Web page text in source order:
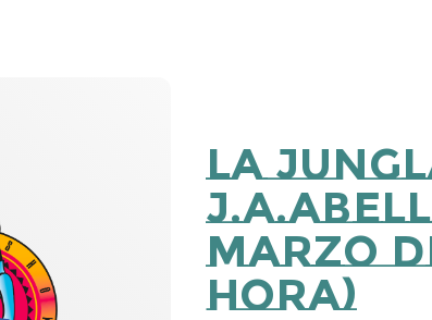
La
marzo
Hora)